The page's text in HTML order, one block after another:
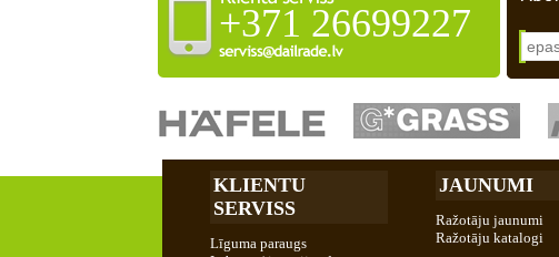
+371 26699227
KLIENTU
SERVISS
Līguma paraugs
JAUNUMI
Ražotāju jaunumi
Ražotāju katalogi